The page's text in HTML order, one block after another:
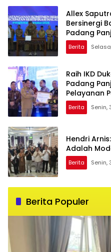
Allex
Bersinergi
Padang
Berita
Raih IKD
Padang
Pelayanan
Berita Senin,
Hendri
Adalah
Berita Senin,
Berita Populer